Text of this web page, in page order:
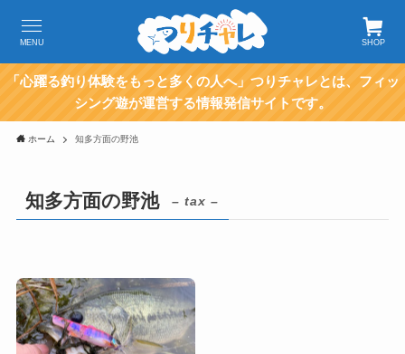
SHOP
MENU
「心躍る釣り体験をもっと多くの人へ」つりチャレとは、フィッ
シング遊が運営する情報発信サイトです。
ホーム 知多方面の野池
知多方面の野池 – tax –